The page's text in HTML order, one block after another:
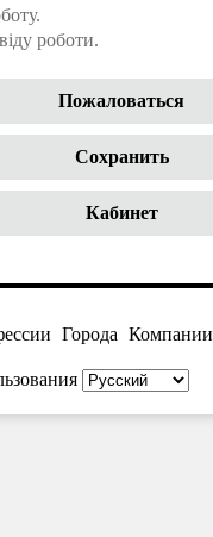
роботи.
Пожаловаться
Сохранить
Кабинет
Города Компании